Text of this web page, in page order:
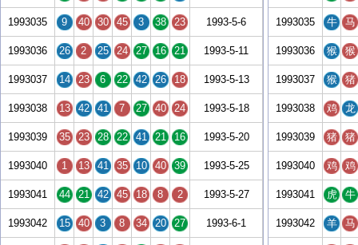
1993035 9 40 30 45 3 38 23 1993-5-6
1993036 26 2 25 24 27 16 21 1993-5-11
1993037 14 23 6 22 42 26 18 1993-5-13
1993038 13 42 41 7 27 40 24 1993-5-18
1993039 35 23 28 22 41 21 16 1993-5-20
1993040 1 13 41 35 10 40 39 1993-5-25
1993041 44 21 42 45 18 8 2 1993-5-27
1993042 15 40 3 8 34 20 27 1993-6-1
1993035 牛 马
1993036 猴 猴
1993037 猴 猪
1993038 鸡 龙
1993039 猪 猪
1993040 鸡 鸡
1993041 虎 牛
1993042 羊 马